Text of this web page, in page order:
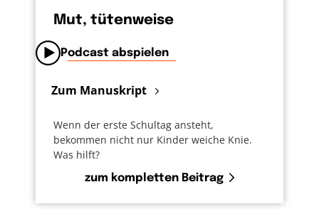
Mut, tütenweise
Podcast abspielen
Zum Manuskript
Wenn der erste Schultag ansteht,
bekommen nicht nur Kinder weiche Knie.
Was hilft?
zum kompletten Beitrag